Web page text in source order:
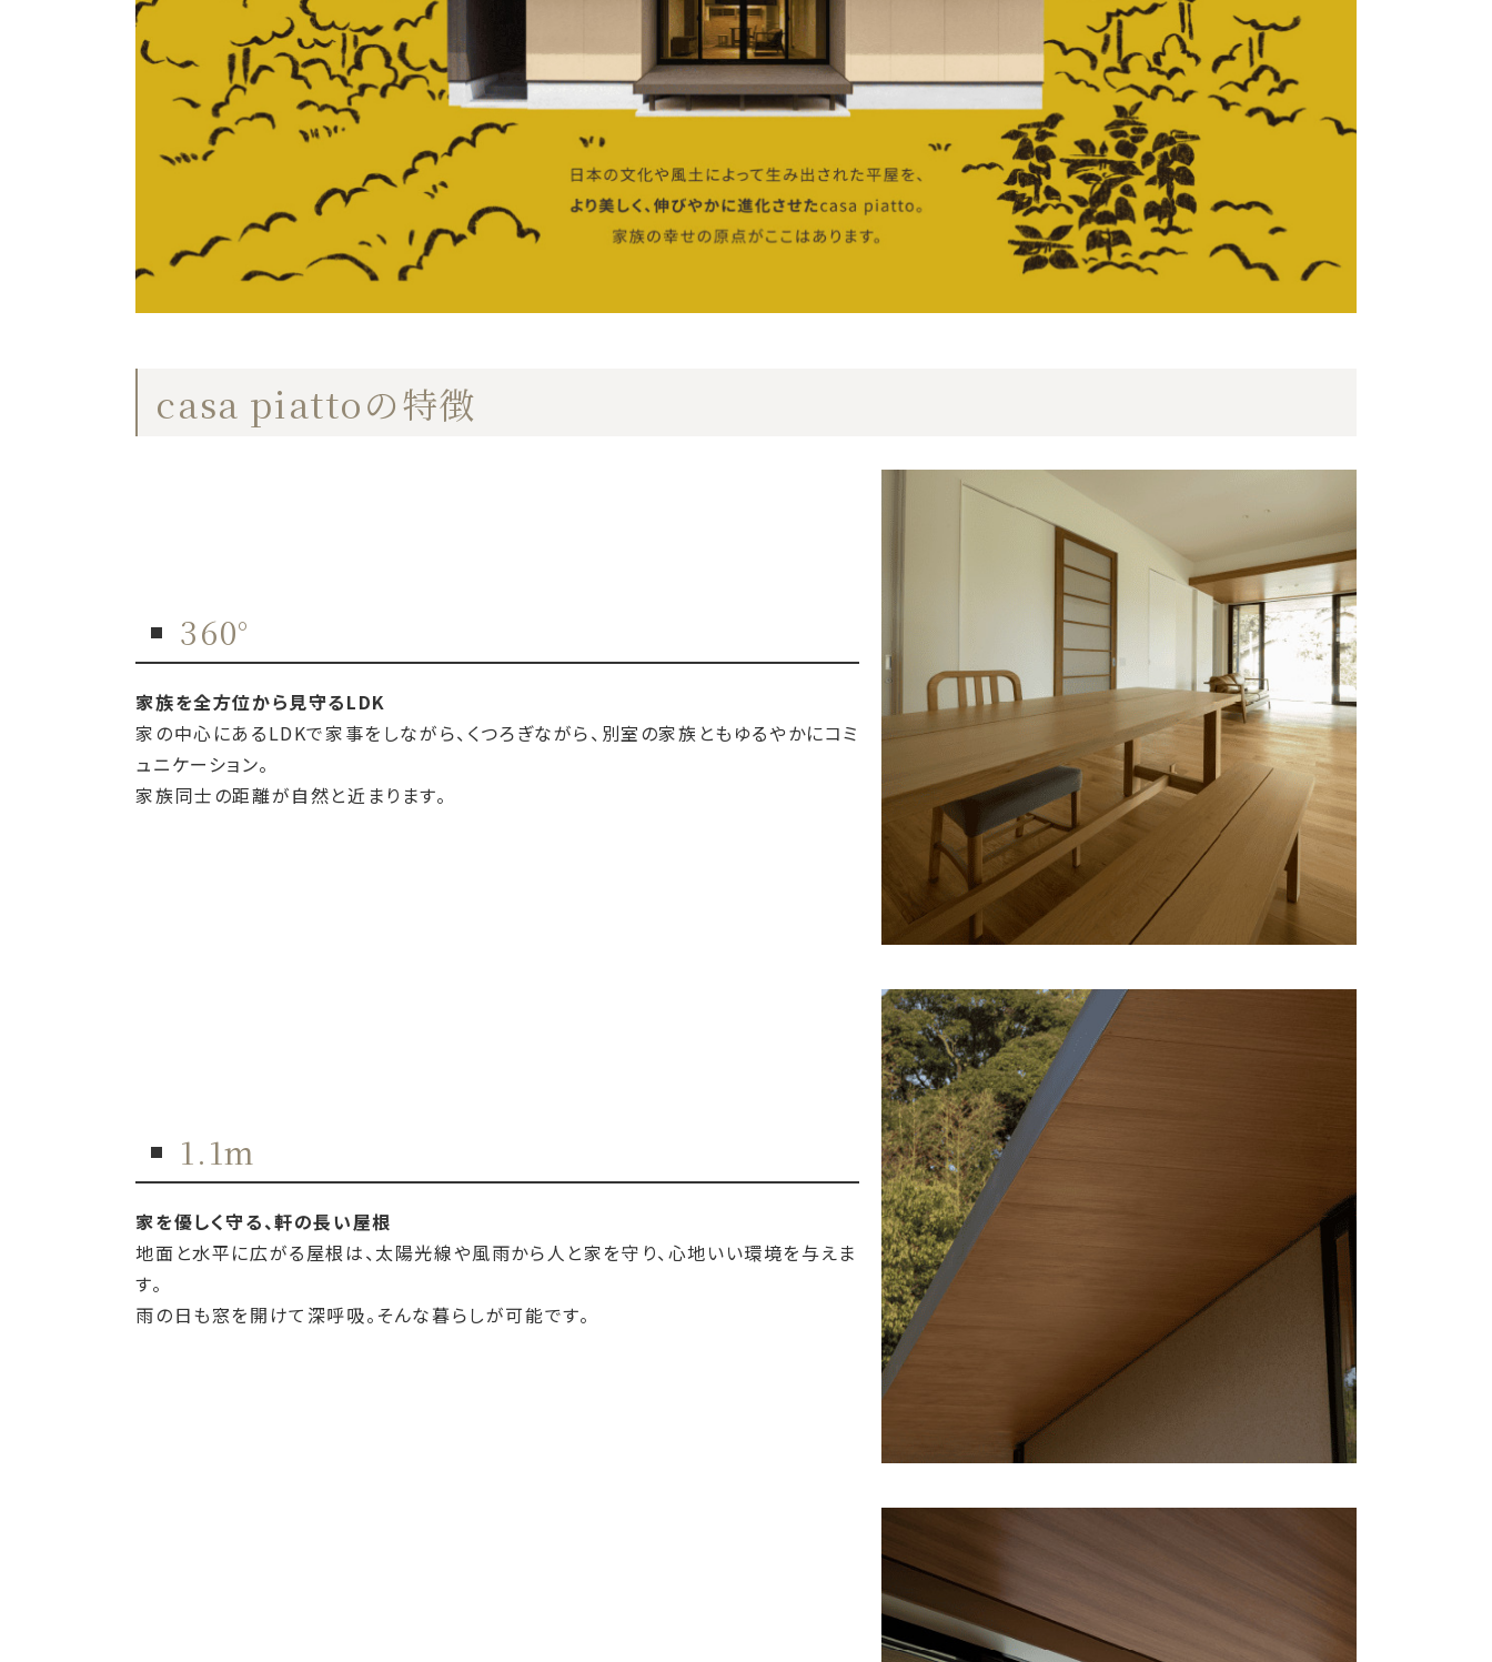
casa piattoの特徴
360°
家族を全方位から見守るLDK
家の中心にあるLDKで家事をしながら、くつろぎながら、別室の家族ともゆるやかにコミ
ュニケーション。
家族同士の距離が自然と近まります。
1.1m
家を優しく守る、軒の長い屋根
地面と水平に広がる屋根は、太陽光線や風雨から人と家を守り、心地いい環境を与えま
す。
雨の日も窓を開けて深呼吸。そんな暮らしが可能です。